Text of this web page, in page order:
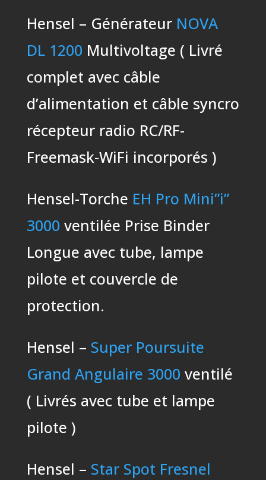
Hensel – Générateur NOVA
DL 1200 Multivoltage ( Livré
complet avec câble
d’alimentation et câble syncro
récepteur radio RC/RF-
Freemask-WiFi incorporés )
Hensel-Torche EH Pro Mini”i”
3000 ventilée Prise Binder
Longue avec tube, lampe
pilote et couvercle de
protection.
Hensel – Super Poursuite
Grand Angulaire 3000 ventilé
( Livrés avec tube et lampe
pilote )
Hensel – Star Spot Fresnel